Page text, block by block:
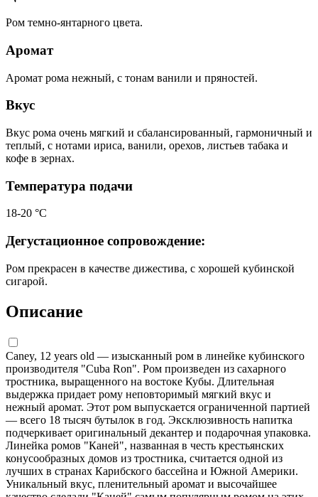
Ром темно-янтарного цвета.
Аромат
Аромат рома нежный, с тонам ванили и пряностей.
Вкус
Вкус рома очень мягкий и сбалансированный, гармоничный и
теплый, с нотами ириса, ванили, орехов, листьев табака и
кофе в зернах.
Температура подачи
18-20 °C
Дегустационное сопровождение:
Ром прекрасен в качестве дижестива, с хорошей кубинской
сигарой.
Описание
Caney, 12 years old — изысканный ром в линейке кубинского
производителя "Cuba Ron". Ром произведен из сахарного
тростника, выращенного на востоке Кубы. Длительная
выдержка придает рому неповторимый мягкий вкус и
нежный аромат. Этот ром выпускается ограниченной партией
— всего 18 тысяч бутылок в год. Эксклюзивность напитка
подчеркивает оригинальный декантер и подарочная упаковка.
Линейка ромов "Каней", названная в честь крестьянских
конусообразных домов из тростника, считается одной из
лучших в странах Карибского бассейна и Южной Америки.
Уникальный вкус, пленительный аромат и высочайшее